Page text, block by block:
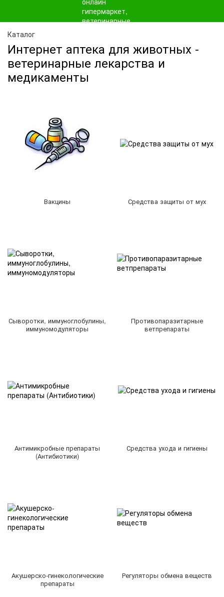
Каталог
Интернет аптека для животных -
ветеринарные лекарства и
медикаменты
Вакцины Средства защиты от мух
Сыворотки, иммуноглобулины,
иммуномодуляторы
Противопаразитарные
ветпрепараты
Антимикробные препараты
(Антибиотики)
Средства ухода и гигиены
Акушерско-гинекологические
препараты
Регуляторы обмена веществ